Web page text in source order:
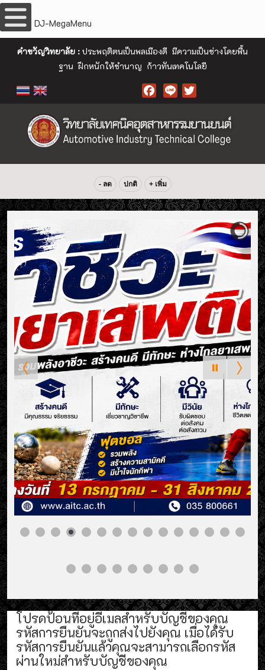
DJ-MegaMenu
คำขวัญวิทยาลัย : ประพฤติตนเป็นพลเมืองดี มีความเป็นช่างโดยพื้น
ฐาน ฝึกหนักให้ชำนาญ ก้าวทันเทคโนโลยี
- ลด ปกติ + เพิ่ม
โปรดป้อนที่อยู่อีเมลสำหรับบัญชีของคุณ
รหัสการยืนยันจะถูกส่งไปยังคุณ เมื่อได้รับ
รหัสการยืนยันแล้วคุณจะสามารถเลือกรหัส
ผ่านใหม่สำหรับบัญชีของคุณ